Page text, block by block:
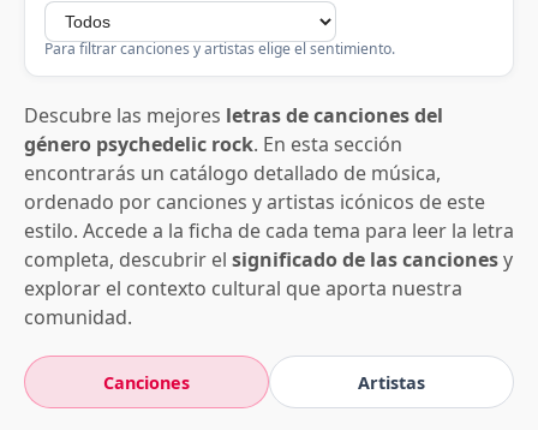
Para filtrar canciones y artistas elige el sentimiento.
Descubre las mejores letras de canciones del
género psychedelic rock. En esta sección
encontrarás un catálogo detallado de música,
ordenado por canciones y artistas icónicos de este
estilo. Accede a la ficha de cada tema para leer la letra
completa, descubrir el significado de las cancionesy
explorar el contexto cultural que aporta nuestra
comunidad.
Canciones Artistas